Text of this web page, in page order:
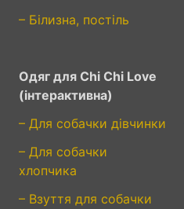
– Білизна, постіль
Одяг для Chi Chi Love
(інтерактивна)
– Для собачки дівчинки
– Для собачки
хлопчика
– Взуття для собачки